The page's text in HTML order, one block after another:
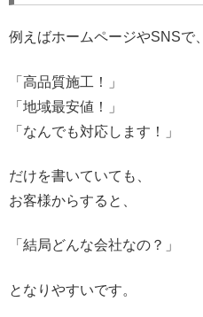
例えばホームページやSNSで、
「高品質施工！」
「地域最安値！」
「なんでも対応します！」
だけを書いていても、
お客様からすると、
「結局どんな会社なの？」
となりやすいです。